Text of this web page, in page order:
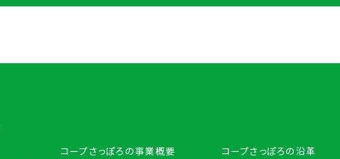
コープさっぽろの事業概要 コープさっぽろの沿革